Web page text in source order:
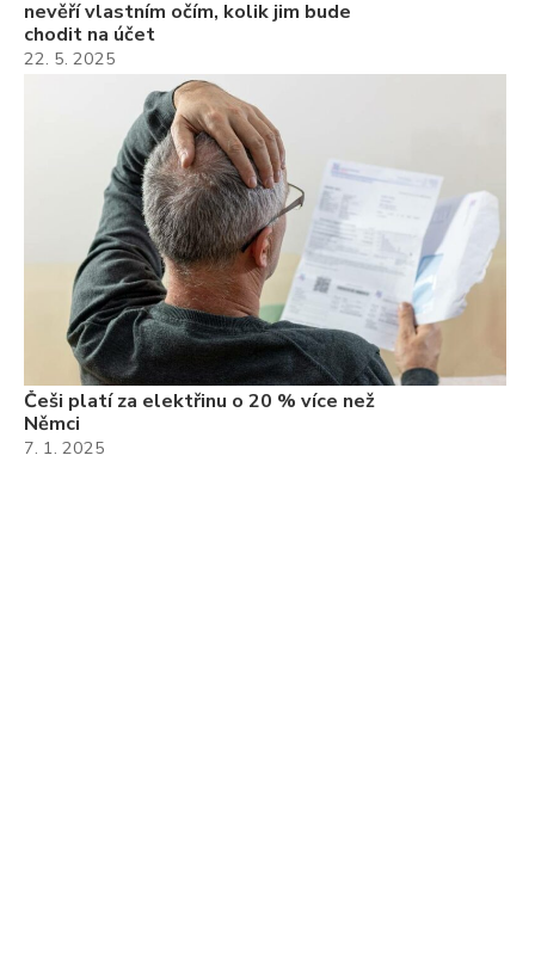
nevěří vlastním očím, kolik jim bude
chodit na účet
22. 5. 2025
Češi platí za elektřinu o 20 % více než
Němci
7. 1. 2025